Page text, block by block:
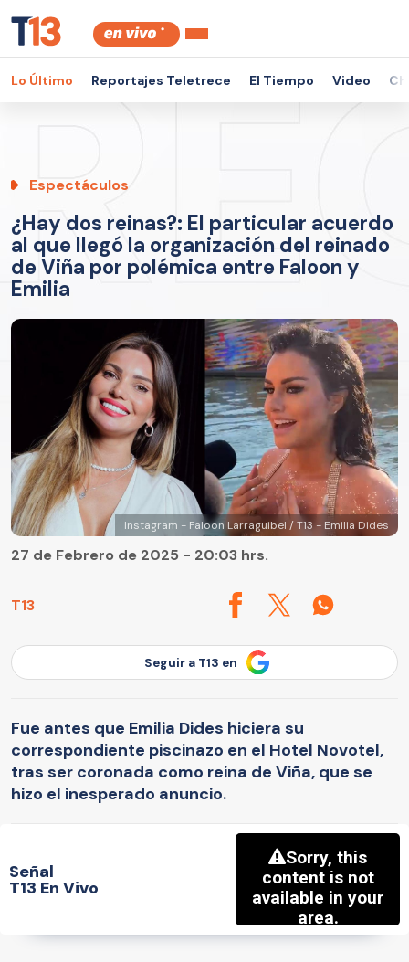
Lo Último Reportajes Teletrece El Tiempo Video
Espectáculos
¿Hay dos reinas?: El particular acuerdo
al que llegó la organización del reinado
de Viña por polémica entre Faloon y
Emilia
Instagram - Faloon Larraguibel / T13 - Emilia Dides
T13
27 de Febrero de 2025 - 20:03 hrs.
Seguir a T13 en
​​Fue antes que Emilia Dides hiciera su
correspondiente piscinazo en el Hotel Novotel,
tras ser coronada como reina de Viña, que se
hizo el inesperado anuncio.
Señal
T13 En Vivo